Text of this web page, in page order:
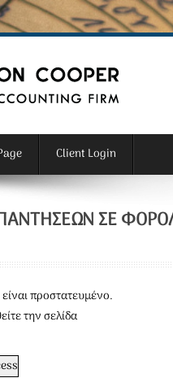
Client Login
ΣΕ
προστατευμένο.
την σελίδα